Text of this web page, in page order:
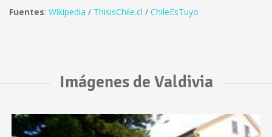
Fuentes: Wikipedia / ThisisChile.cl / ChileEsTuyo
Imágenes de Valdivia